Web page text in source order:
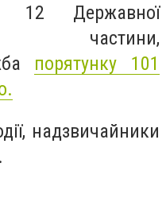
12 Державної
частини,
порятунку 101
надзвичайники